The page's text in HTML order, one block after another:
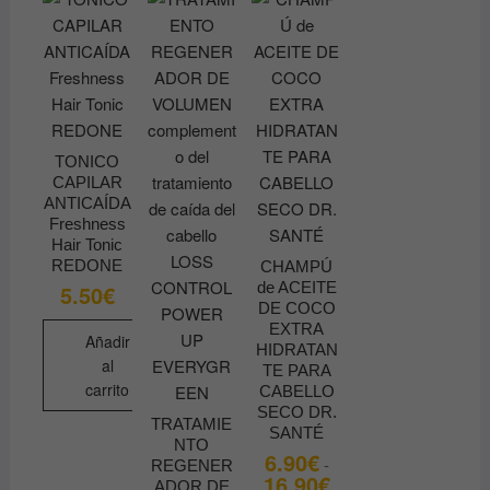
la
página
de
producto
TONICO
CAPILAR
ANTICAÍDA
Freshness
Hair Tonic
REDONE
5.50€
Añadir
al
carrito
TRATAMIE
NTO
REGENER
CHAMPÚ
de ACEITE
DE COCO
EXTRA
HIDRATAN
TE PARA
CABELLO
SECO DR.
SANTÉ
6.90€ -
Rango